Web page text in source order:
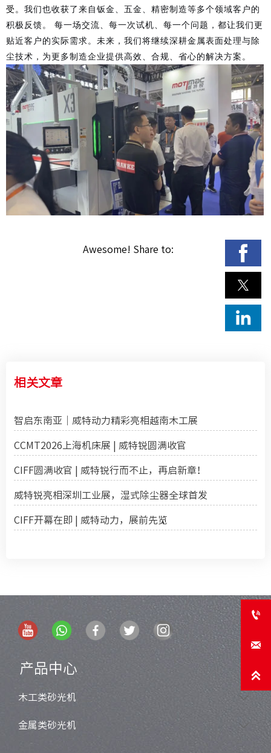
受。 我们也收获了来自钣金、五金、精密制造等多个领域客户的
积极反馈。 每一场交流、每一次试机、每一个问题，都让我们更
贴近客户的实际需求。未来，我们将继续深耕金属表面处理与除
尘技术，为更多制造企业提供高效、合规、省心的解决方案。
Awesome! Share to:
相关文章
智启东南亚｜威特动力精彩亮相越南木工展
CCMT2026上海机床展 | 威特锐圆满收官
CIFF圆满收官 | 威特锐行而不止，再启新章！
威特锐亮相深圳工业展，湿式除尘器全球首发
CIFF开幕在即 | 威特动力，展前先览
产品中心
木工类砂光机 
金属类砂光机 


